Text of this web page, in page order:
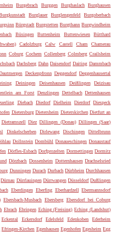
Burgebrach Burggen Burghaslach
Burghausen
Burglauer Burglengenfeld
Burgoberbach
Bürgstadt Burgstetten Burgthann Burgwindheim
Büsingen Buttenheim Buttenwiesen
Bütthard
Cadolzburg Calw Castell Cham
Chamerau
Coburg Cochem Collenberg Colmberg Crailsheim
Dachsberg Dahn Daisendorf Daiting Dammbach
Deckenpfronn Deggendorf Deggenhausertal
Deiningen Deisenhausen Deißlingen
Deizisau
am Forst Denzlingen Dettelbach Dettenhausen
Diebach Diedorf Dielheim Dierdorf Diespeck
Dietersburg Dietersheim Dieterskirchen Dietfurt an
Dietramszell Diez Dillingen (Donau) Dillingen (Saar)
Dinkelscherben Dirlewang Dischingen
Dittelbrunn
Dollnstein Dombühl Donaueschingen Donaustauf
Dörfles-Esbach Dorfprozelten Dormettingen Dormitz
Dörzbach Dossenheim Dotternhausen Drachselsried
Dunningen Durach Durbach Dürbheim Durchhausen
Dürnau Dürrlauingen Dürrwangen Düsseldorf Dußlingen
Eberdingen Eberfing Eberhardzell Ebermannsdorf
Ebersbach-Musbach Ebersberg Ebersdorf bei Coburg
Ebrach Ebringen Eching (Freising) Eching (Landshut)
Eckental Eckersdorf Edelsfeld Edenkoben
Ederheim
Efringen-Kirchen Egenhausen Egenhofen Egesheim Egg